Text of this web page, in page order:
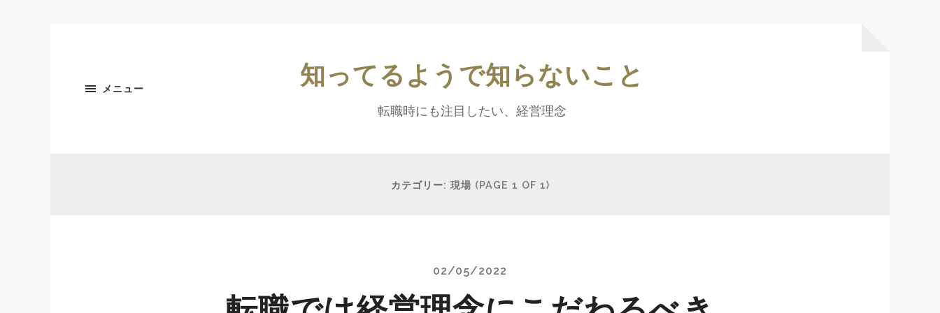
メニュー 知ってるようで知らないこと
転職時にも注目したい、経営理念
カテゴリー: 現場 (PAGE 1 OF 1)
02/05/2022